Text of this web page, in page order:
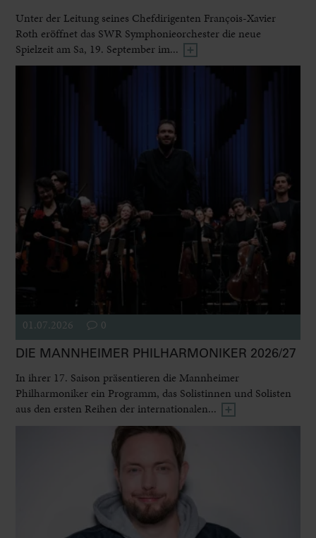
Unter der Leitung seines Chefdirigenten François-Xavier
Roth eröffnet das SWR Symphonieorchester die neue
Spielzeit am Sa, 19. September im...
01.07.2026 0
DIE MANNHEIMER PHILHARMONIKER 2026/27
In ihrer 17. Saison präsentieren die Mannheimer
Philharmoniker ein Programm, das Solistinnen und Solisten
aus den ersten Reihen der internationalen...